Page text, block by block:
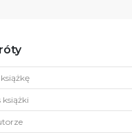
książki